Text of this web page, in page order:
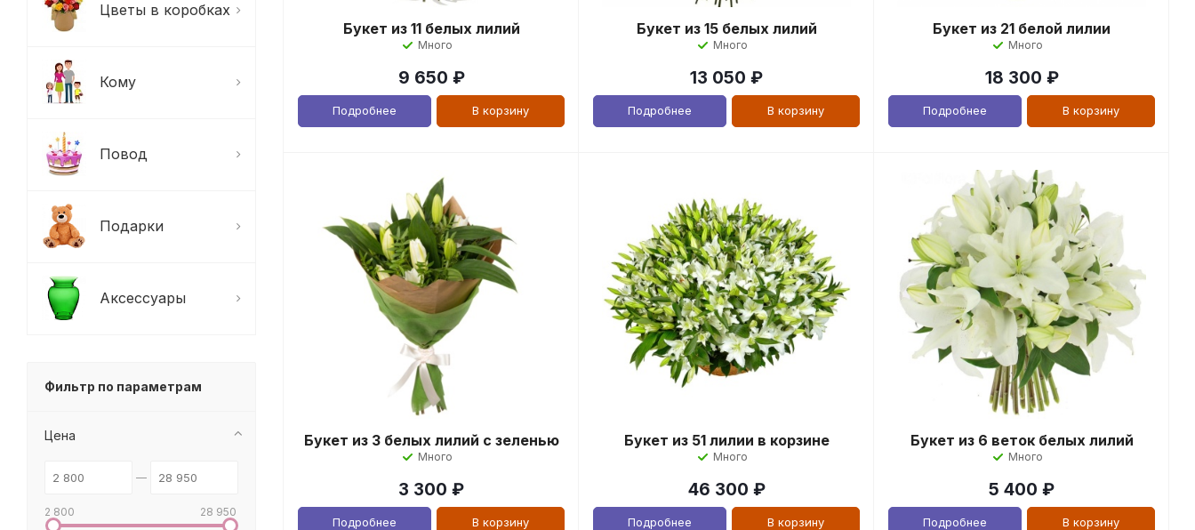
Букет из 11 белых лилий
Много
9 650 ₽
Подробнее В корзину
Букет из 15 белых лилий
Много
13 050 ₽
Подробнее В корзину
Букет из 21 белой лилии
Много
18 300 ₽
Подробнее В корзину
Букет из 3 белых лилий с зеленью
Много
3 300 ₽
Подробнее В корзину
Букет из 51 лилии в корзине
Много
46 300 ₽
Подробнее В корзину
Букет из 6 веток белых лилий
Много
5 400 ₽
Подробнее В корзину
Цветы в коробках
Кому
Повод
Подарки
Аксессуары
Фильтр по параметрам
Цена
2 800 28 950